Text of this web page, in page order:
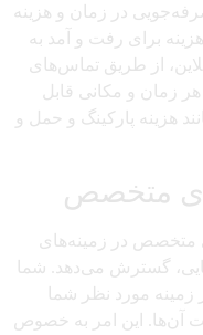
در زمان و هزینه
برای رفت و آمد به
از طریق تماس‌های
زمان و مکانی قابل
هزینه پارکینگ و حمل و
متخصص
متخصص در زمینه‌های
گسترش می‌دهد. شما
زمینه مورد نظر شما
این امر به خصوص